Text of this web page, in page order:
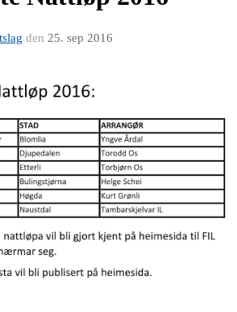
den 25. sep 2016